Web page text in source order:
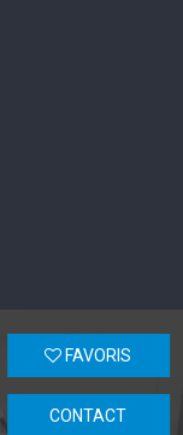
FAVORIS
CONTACT